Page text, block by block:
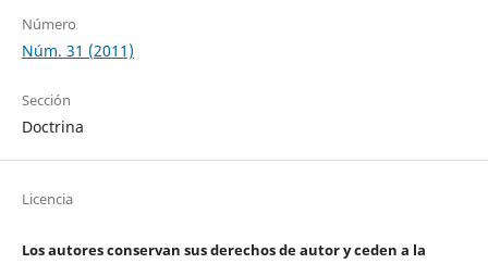
Número
Núm. 31 (2011)
Sección
Doctrina
Licencia
Los autores conservan sus derechos de autor y ceden a la